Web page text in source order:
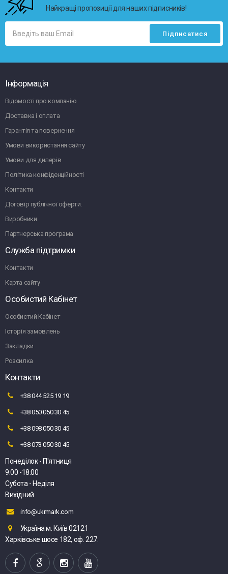
Найкращі пропозиції для наших підписників!
Інформація
Відомості про компанію
Доставка і оплата
Гарантія та повернення
Умови використання сайту
Умови для дилерів
Політика конфіденційності
Контакти
Договір публічної оферти.
Виробники
Партнерська програма
Служба підтримки
Контакти
Карта сайту
Особистий Кабінет
Особистий Кабінет
Історія замовлень
Закладки
Розсилка
Контакти
+38 044 525 19 19
+38 050 050 30 45
+38 098 050 30 45
+38 073 050 30 45
Понеділок - П'ятниця
9:00 -18:00
Субота - Неділя
Вихідний
info@ukrmark.com
Україна м. Київ 02121
Харківське шосе 182, оф. 227.